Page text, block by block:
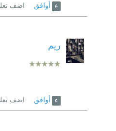
أوافق اضف
ريم
أوافق اضف